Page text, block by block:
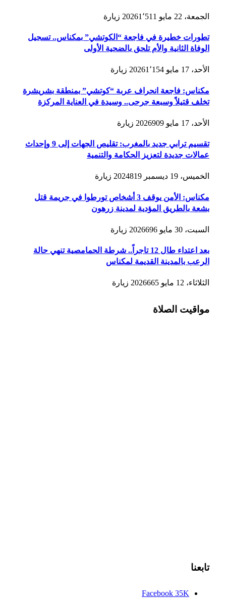
الجمعة، 22 مايو 2026 1٬511 زيارة
تطورات خطيرة في فاجعة “الكوتشي” بمكناس.. تسجيل
الوفاة الثانية والأم تلحق بالضحية الأولى
الأحد، 17 مايو 2026 1٬154 زيارة
مكناس: فاجعة انحراف عربة “كوتشي” بمنطقة بشريشرة
تخلف قتيلاً وسبعة جرحى.. وسيدة في العناية المركزة
الأحد، 17 مايو 2026 909 زيارة
تقسيم ترابي جديد بالمغرب: تقليص الجهات إلى 9 وإحداث
عمالات جديدة لتعزيز الحكامة والتنمية
الخميس، 19 ديسمبر 2024 819 زيارة
مكناس: الأمن يوقف 3 أشخاص تورطوا في جريمة قتل
بشعة بالطريق المؤدية لمدينة زرهون
السبت، 30 مايو 2026 696 زيارة
بعد اعتداء طال 12 تاجراً.. شرطة الحمامصية تنهي حالة
الرعب بالمدينة القديمة لمكناس
الثلاثاء، 12 مايو 2026 665 زيارة
مواقيت الصلاة
تابعنا
Facebook 35K